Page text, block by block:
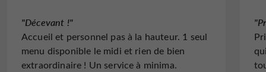
"Décevant !"
Accueil et personnel pas à la hauteur. 1 seul
menu disponible le midi et rien de bien
extraordinaire ! Un service à minima.